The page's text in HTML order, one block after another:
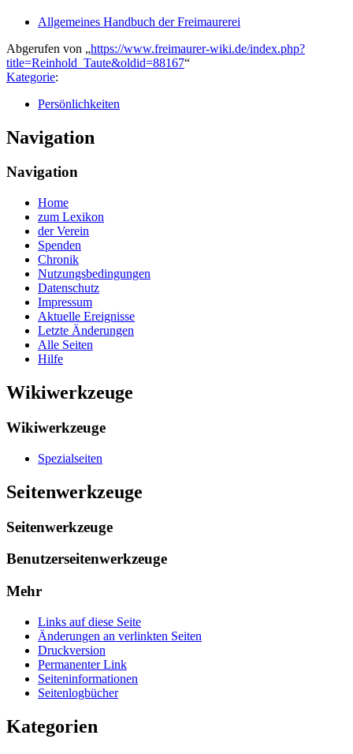
Allgemeines Handbuch der Freimaurerei
Abgerufen von „https://www.freimaurer-wiki.de/index.php?
title=Reinhold_Taute&oldid=88167“
Kategorie:
Persönlichkeiten
Navigation
Navigation
Home
zum Lexikon
der Verein
Spenden
Chronik
Nutzungsbedingungen
Datenschutz
Impressum
Aktuelle Ereignisse
Letzte Änderungen
Alle Seiten
Hilfe
Wikiwerkzeuge
Wikiwerkzeuge
Spezialseiten
Seitenwerkzeuge
Seitenwerkzeuge
Benutzerseitenwerkzeuge
Mehr
Links auf diese Seite
Änderungen an verlinkten Seiten
Druckversion
Permanenter Link
Seiten­­informationen
Seitenlogbücher
Kategorien